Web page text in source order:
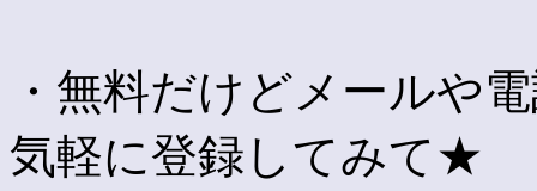
・無料だけどメールや
気軽に登録してみて★